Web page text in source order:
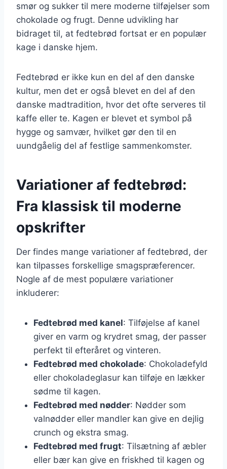
smør og sukker til mere moderne tilføjelser som
chokolade og frugt. Denne udvikling har
bidraget til, at fedtebrød fortsat er en populær
kage i danske hjem.
Fedtebrød er ikke kun en del af den danske
kultur, men det er også blevet en del af den
danske madtradition, hvor det ofte serveres til
kaffe eller te. Kagen er blevet et symbol på
hygge og samvær, hvilket gør den til en
uundgåelig del af festlige sammenkomster.
Variationer af fedtebrød:
Fra klassisk til moderne
opskrifter
Der findes mange variationer af fedtebrød, der
kan tilpasses forskellige smagspræferencer.
Nogle af de mest populære variationer
inkluderer:
Fedtebrød med kanel: Tilføjelse af kanel
giver en varm og krydret smag, der passer
perfekt til efteråret og vinteren.
Fedtebrød med chokolade: Chokoladefyld
eller chokoladeglasur kan tilføje en lækker
sødme til kagen.
Fedtebrød med nødder: Nødder som
valnødder eller mandler kan give en dejlig
crunch og ekstra smag.
Fedtebrød med frugt: Tilsætning af æbler
eller bær kan give en friskhed til kagen og